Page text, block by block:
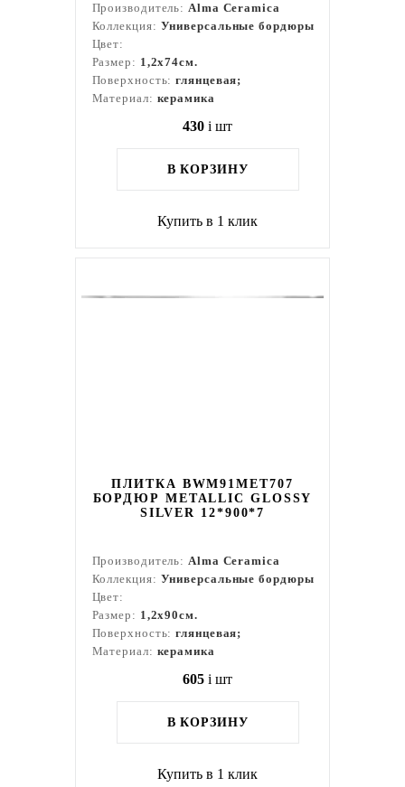
Производитель:Alma Ceramica
Коллекция: Универсальные бордюры
Цвет:
Размер: 1,2x74см.
Поверхность:глянцевая;
Материал: керамика
430 i шт
В КОРЗИНУ
Купить в 1 клик
ПЛИТКА BWM91MET707
БОРДЮР METALLIC GLOSSY
SILVER 12*900*7
Производитель:Alma Ceramica
Коллекция: Универсальные бордюры
Цвет:
Размер: 1,2x90см.
Поверхность:глянцевая;
Материал: керамика
605 i шт
В КОРЗИНУ
Купить в 1 клик